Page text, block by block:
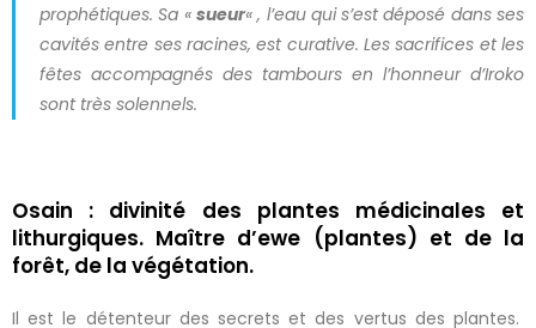
prophétiques. Sa « sueur« , l’eau qui s’est déposé dans ses
cavités entre ses racines, est curative. Les sacrifices et les
fêtes accompagnés des tambours en l’honneur d’Iroko
sont très solennels.
Osain : divinité des plantes médicinales et
lithurgiques. Maître d’ewe (plantes) et de la
forêt, de la végétation.
Il est le détenteur des secrets et des vertus des plantes.